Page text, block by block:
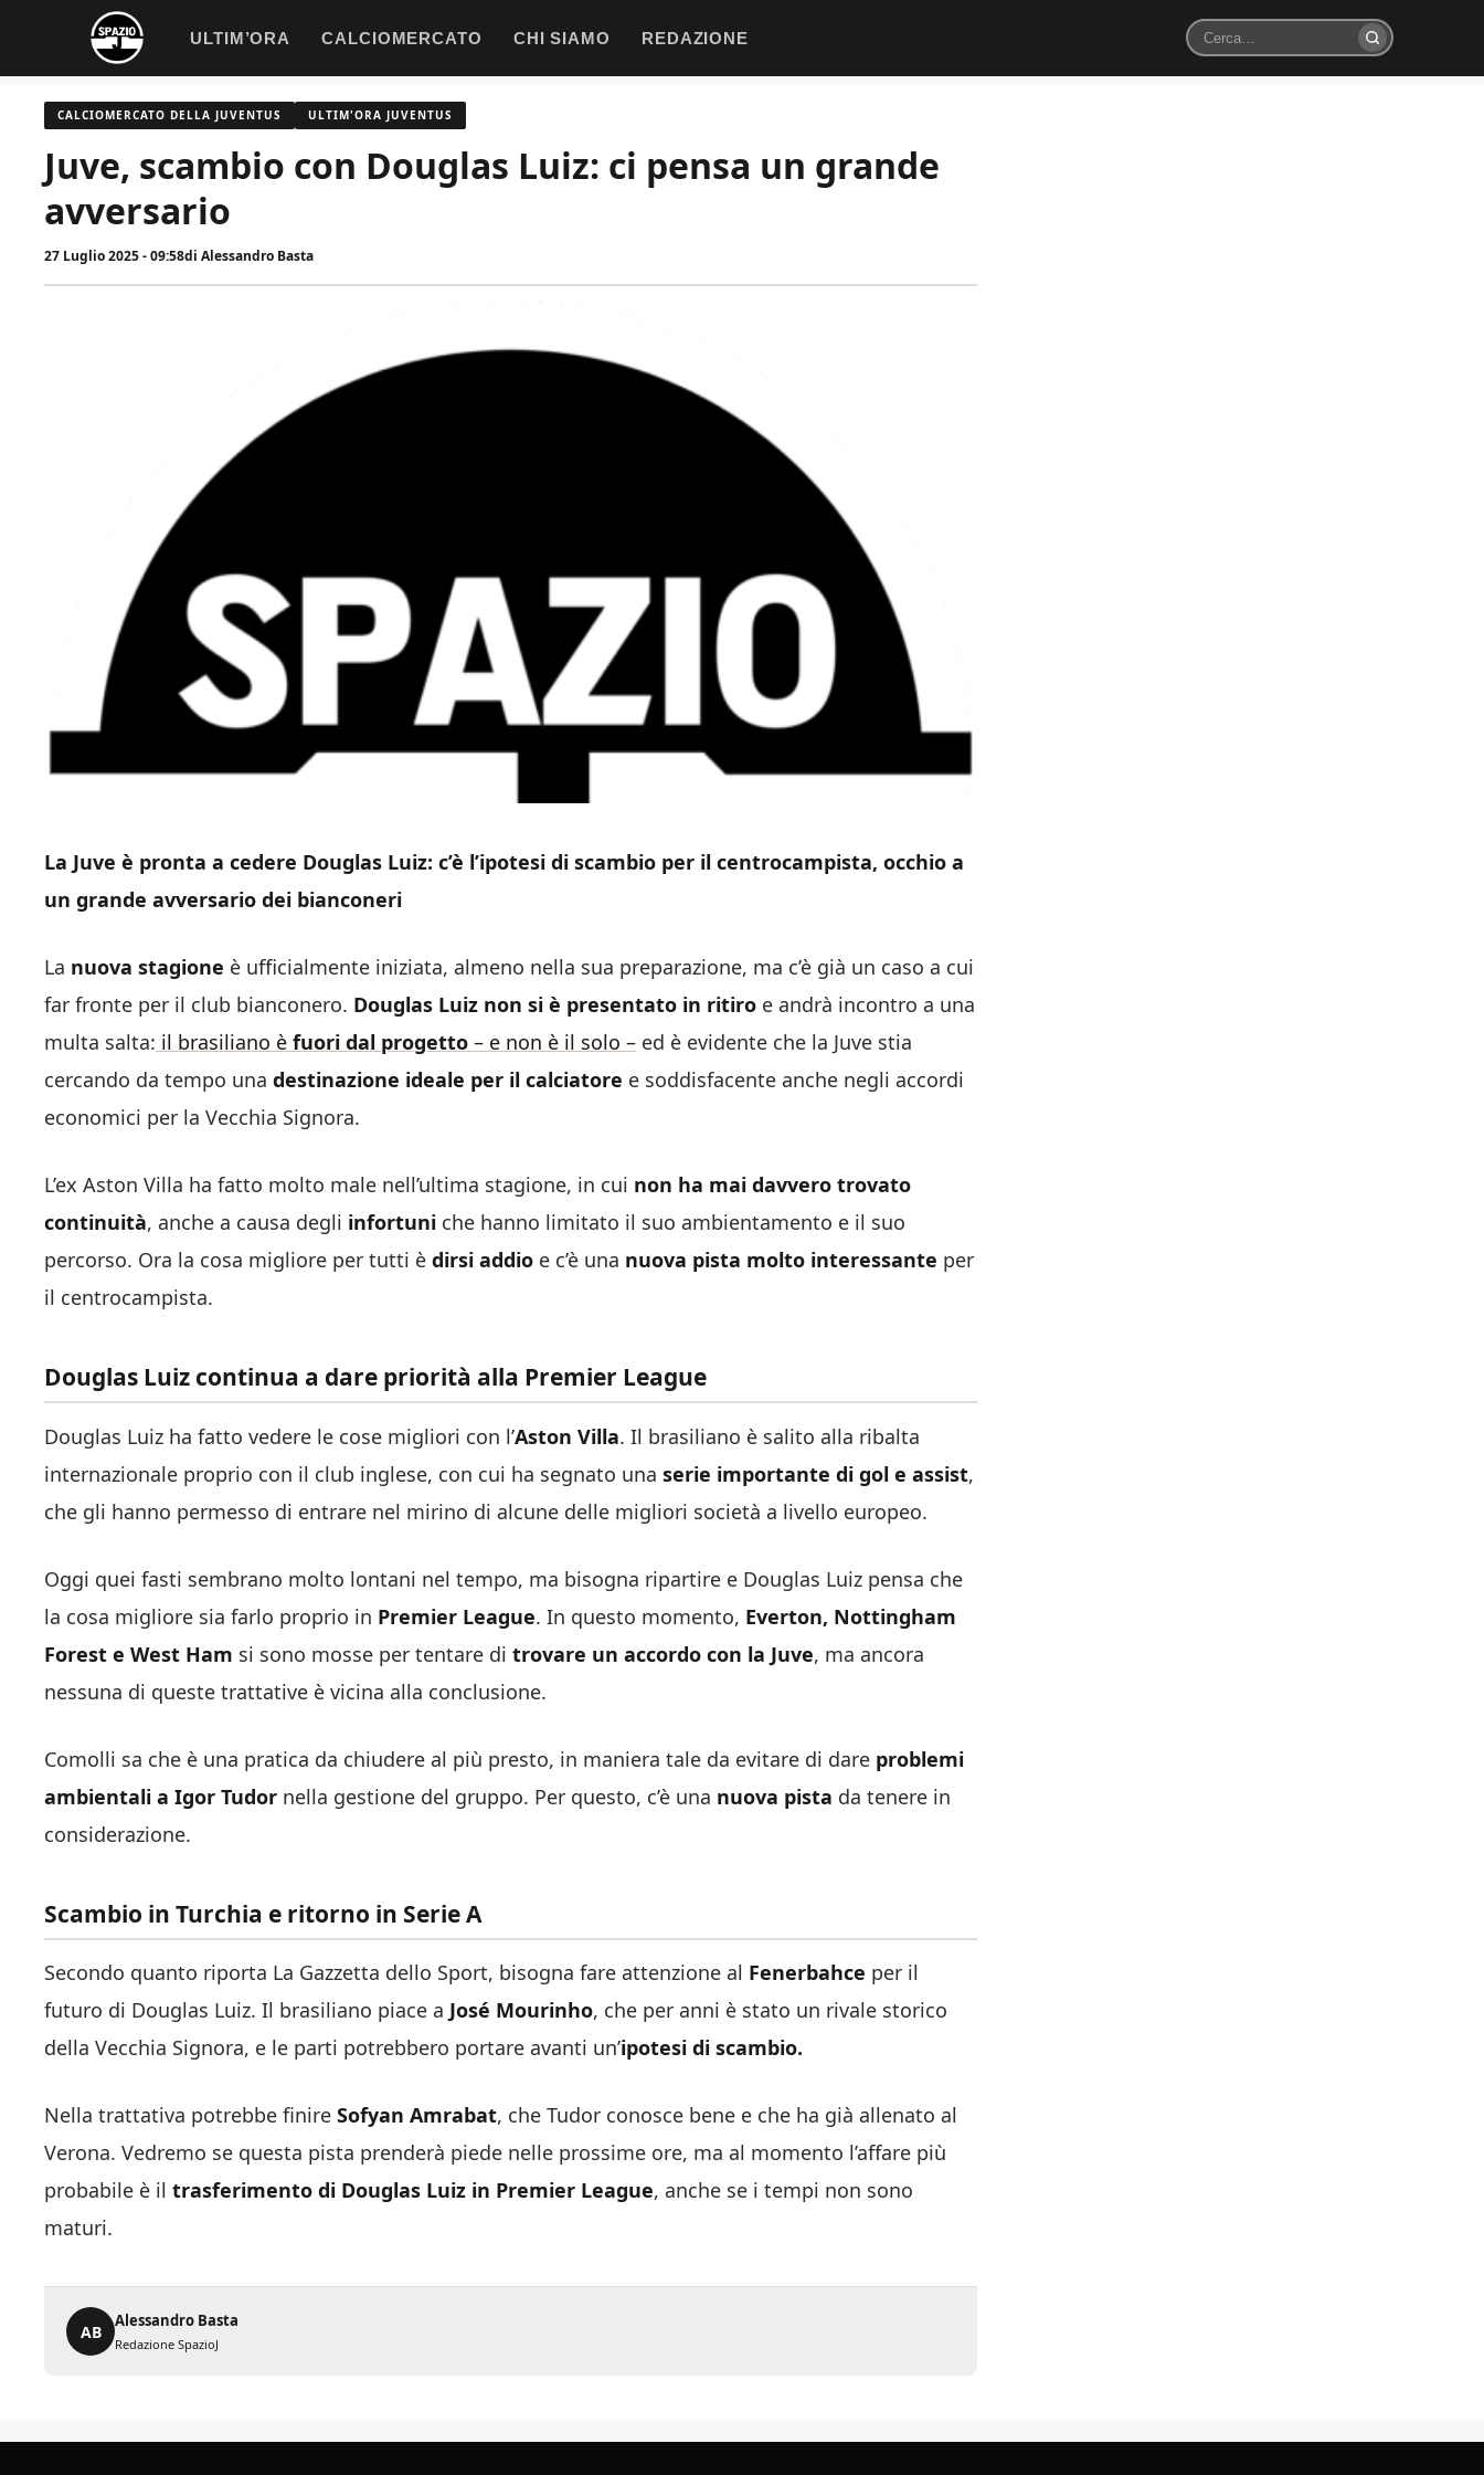
contenuto
ULTIM’ORA CALCIOMERCATO CHI SIAMO REDAZIONE
Cerca
CALCIOMERCATO DELLA JUVENTUS ULTIM'ORA JUVENTUS
Juve, scambio con Douglas Luiz: ci pensa un grande
avversario
27 Luglio 2025 - 09:58di Alessandro Basta
La Juve è pronta a cedere Douglas Luiz: c’è l’ipotesi di scambio per il centrocampista, occhio a
un grande avversario dei bianconeri
La nuova stagione è ufficialmente iniziata, almeno nella sua preparazione, ma c’è già un caso a cui
far fronte per il club bianconero. Douglas Luiz non si è presentato in ritiro e andrà incontro a una
multa salta: il brasiliano è fuori dal progetto – e non è il solo – ed è evidente che la Juve stia
cercando da tempo una destinazione ideale per il calciatore e soddisfacente anche negli accordi
economici per la Vecchia Signora.
L’ex Aston Villa ha fatto molto male nell’ultima stagione, in cui non ha mai davvero trovato
continuità, anche a causa degli infortuni che hanno limitato il suo ambientamento e il suo
percorso. Ora la cosa migliore per tutti è dirsi addio e c’è una nuova pista molto interessante per
il centrocampista.
Douglas Luiz continua a dare priorità alla Premier League
Douglas Luiz ha fatto vedere le cose migliori con l’Aston Villa. Il brasiliano è salito alla ribalta
internazionale proprio con il club inglese, con cui ha segnato una serie importante di gol e assist,
che gli hanno permesso di entrare nel mirino di alcune delle migliori società a livello europeo.
Oggi quei fasti sembrano molto lontani nel tempo, ma bisogna ripartire e Douglas Luiz pensa che
la cosa migliore sia farlo proprio in Premier League. In questo momento, Everton, Nottingham
Forest e West Ham si sono mosse per tentare di trovare un accordo con la Juve, ma ancora
nessuna di queste trattative è vicina alla conclusione.
Comolli sa che è una pratica da chiudere al più presto, in maniera tale da evitare di dare problemi
ambientali a Igor Tudor nella gestione del gruppo. Per questo, c’è una nuova pista da tenere in
considerazione.
Scambio in Turchia e ritorno in Serie A
Secondo quanto riporta La Gazzetta dello Sport, bisogna fare attenzione al Fenerbahce per il
futuro di Douglas Luiz. Il brasiliano piace a José Mourinho, che per anni è stato un rivale storico
della Vecchia Signora, e le parti potrebbero portare avanti un’ipotesi di scambio.
Nella trattativa potrebbe finire Sofyan Amrabat, che Tudor conosce bene e che ha già allenato al
Verona. Vedremo se questa pista prenderà piede nelle prossime ore, ma al momento l’affare più
probabile è il trasferimento di Douglas Luiz in Premier League, anche se i tempi non sono
maturi.
AB
Alessandro Basta
Redazione SpazioJ